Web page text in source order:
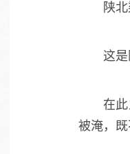
陕
这
在
被淹，既